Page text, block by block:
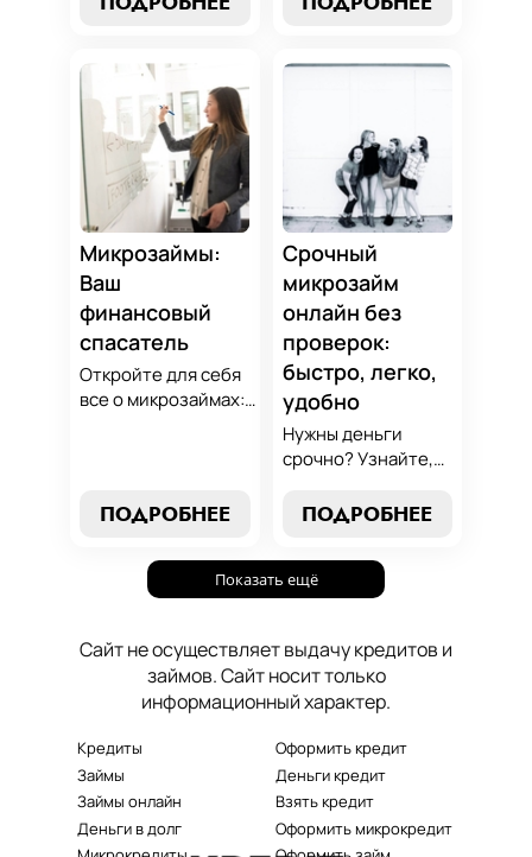
вариант для ваших
нужд. Откройте
экспертные
стратегии
погашения и
сделайте
осознанный выбор,
который
поддержит вашу
финансовую
стабильность.
погашения и
избежанию
финансово
грамотным с нами!
Микрозаймы:
Ваш
финансовый
спасатель
Откройте для себя
все о микрозаймах:
погашения. Наше
вашим надежным
помощником в мире
ПОДРОБНЕЕ
Срочный
микрозайм
онлайн без
проверок:
быстро, легко,
удобно
Нужны деньги
срочно? Узнайте,
срочный
без проверок и
длительного
проблем здесь и
сейчас.
ПОДРОБНЕЕ
Показать ещё
Сайт не осуществляет выдачу кредитов и
займов. Сайт носит только
информационный характер.
Кредиты
Займы
Займы онлайн
Деньги в долг
Оформить кредит
Деньги кредит
Взять кредит
Оформить микрокредит